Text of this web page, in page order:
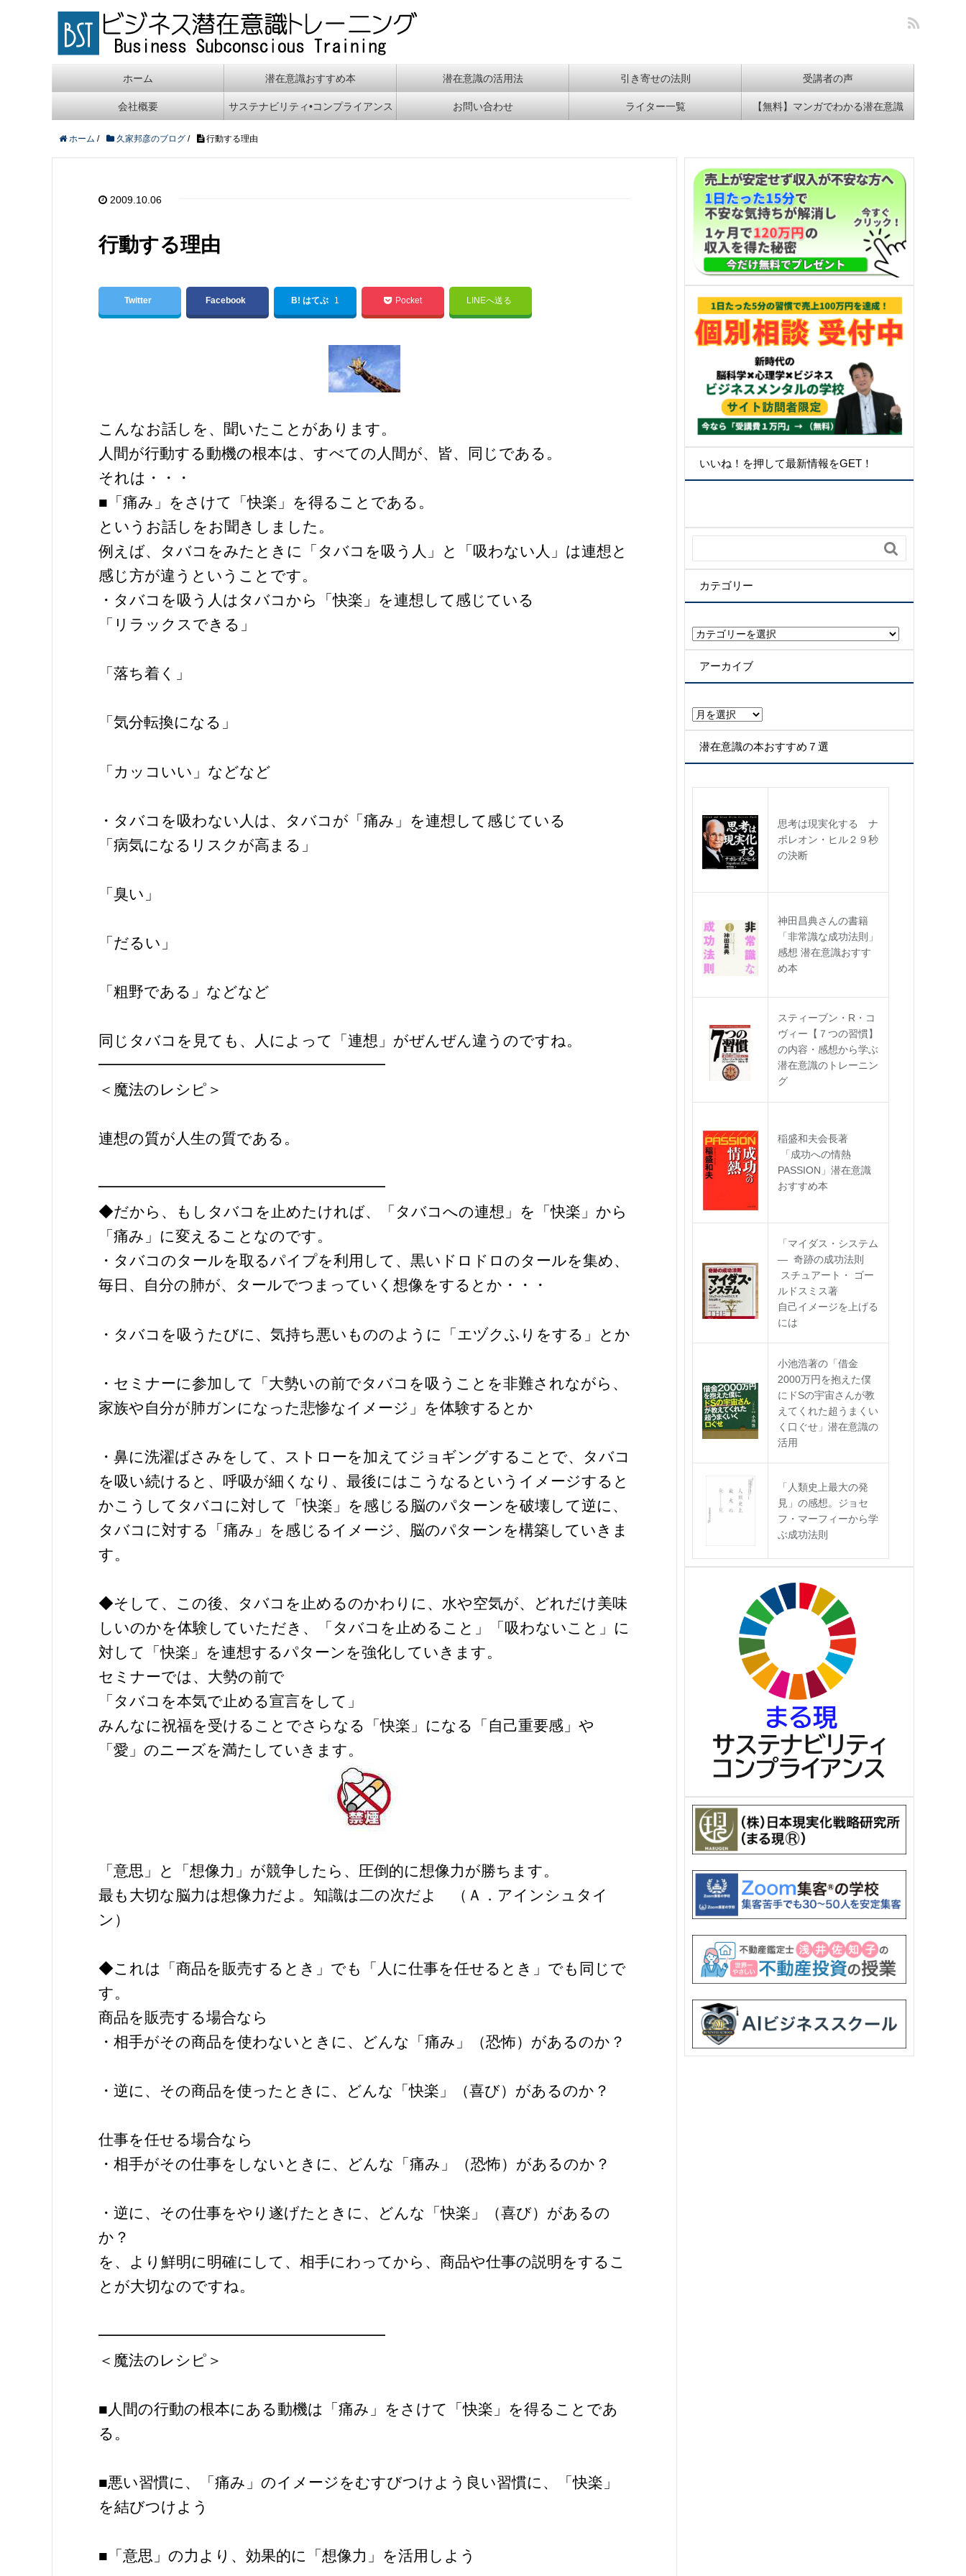
ホーム 潜在意識おすすめ本 潜在意識の活用法 引き寄せの法則 受講者の声
会社概要 サステナビリティ•コンプライアンス お問い合わせ ライター一覧 【無料】マンガでわかる潜在意識
ホーム / 久家邦彦のブログ / 行動する理由
2009.10.06
行動する理由
Twitter Facebook B! はてぶ 1 Pocket LINEへ送る
こんなお話しを、聞いたことがあります。
人間が行動する動機の根本は、すべての人間が、皆、同じである。
それは・・・
■「痛み」をさけて「快楽」を得ることである。
というお話しをお聞きしました。
例えば、タバコをみたときに「タバコを吸う人」と「吸わない人」は連想と
感じ方が違うということです。
・タバコを吸う人はタバコから「快楽」を連想して感じている
「リラックスできる」
「落ち着く」
「気分転換になる」
「カッコいい」などなど
・タバコを吸わない人は、タバコが「痛み」を連想して感じている
「病気になるリスクが高まる」
「臭い」
「だるい」
「粗野である」などなど
同じタバコを見ても、人によって「連想」がぜんぜん違うのですね。
━━━━━━━━━━━━━━━━━━━
＜魔法のレシピ＞
連想の質が人生の質である。
━━━━━━━━━━━━━━━━━━━
◆だから、もしタバコを止めたければ、「タバコへの連想」を「快楽」から
「痛み」に変えることなのです。
・タバコのタールを取るパイプを利用して、黒いドロドロのタールを集め、
毎日、自分の肺が、タールでつまっていく想像をするとか・・・
・タバコを吸うたびに、気持ち悪いもののように「エヅクふりをする」とか
・セミナーに参加して「大勢いの前でタバコを吸うことを非難されながら、
家族や自分が肺ガンになった悲惨なイメージ」を体験するとか
・鼻に洗濯ばさみをして、ストローを加えてジョギングすることで、タバコ
を吸い続けると、呼吸が細くなり、最後にはこうなるというイメージすると
かこうしてタバコに対して「快楽」を感じる脳のパターンを破壊して逆に、
タバコに対する「痛み」を感じるイメージ、脳のパターンを構築していきま
す。
◆そして、この後、タバコを止めるのかわりに、水や空気が、どれだけ美味
しいのかを体験していただき、「タバコを止めること」「吸わないこと」に
対して「快楽」を連想するパターンを強化していきます。
セミナーでは、大勢の前で
「タバコを本気で止める宣言をして」
みんなに祝福を受けることでさらなる「快楽」になる「自己重要感」や
「愛」のニーズを満たしていきます。
「意思」と「想像力」が競争したら、圧倒的に想像力が勝ちます。
最も大切な脳力は想像力だよ。知識は二の次だよ （Ａ．アインシュタイ
ン）
◆これは「商品を販売するとき」でも「人に仕事を任せるとき」でも同じで
す。
商品を販売する場合なら
・相手がその商品を使わないときに、どんな「痛み」（恐怖）があるのか？
・逆に、その商品を使ったときに、どんな「快楽」（喜び）があるのか？
仕事を任せる場合なら
・相手がその仕事をしないときに、どんな「痛み」（恐怖）があるのか？
・逆に、その仕事をやり遂げたときに、どんな「快楽」（喜び）があるの
か？
を、より鮮明に明確にして、相手にわってから、商品や仕事の説明をするこ
とが大切なのですね。
━━━━━━━━━━━━━━━━━━━
＜魔法のレシピ＞
■人間の行動の根本にある動機は「痛み」をさけて「快楽」を得ることであ
る。
■悪い習慣に、「痛み」のイメージをむすびつけよう良い習慣に、「快楽」
を結びつけよう
■「意思」の力より、効果的に「想像力」を活用しよう
いいね！を押して最新情報をGET！

カテゴリー
カ
テ
ゴ
リ
アーカイブ
ア
ー
カ
イ
潜在意識の本おすすめ７選
思考は現実化する ナ
ポレオン・ヒル２９秒
の決断
神田昌典さんの書籍
「非常識な成功法則」
感想 潜在意識おすす
め本
スティーブン・R・コ
ヴィー【７つの習慣】
の内容・感想から学ぶ
潜在意識のトレーニン
グ
稲盛和夫会長著
「成功への情熱
PASSION」潜在意識
おすすめ本
「マイダス・システム
― 奇跡の成功法則
スチュアート・ ゴー
ルドスミス著
自己イメージを上げる
には
小池浩著の「借金
2000万円を抱えた僕
にドSの宇宙さんが教
えてくれた超うまくい
く口ぐせ」潜在意識の
活用
「人類史上最大の発
見」の感想。ジョセ
フ・マーフィーから学
ぶ成功法則